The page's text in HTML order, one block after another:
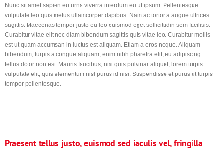
Nunc sit amet sapien eu urna viverra interdum eu ut ipsum. Pellentesque
vulputate leo quis metus ullamcorper dapibus. Nam ac tortor a augue ultrices
sagittis. Maecenas tempor justo eu leo euismod eget sollicitudin sem facilisis.
Curabitur vitae elit nec diam bibendum sagittis quis vitae leo. Curabitur mollis
est ut quam accumsan in luctus est aliquam. Etiam a eros neque. Aliquam
bibendum, turpis a congue aliquam, enim nibh pharetra elit, eu adipiscing
tellus dolor non est. Mauris faucibus, nisi quis pulvinar aliquet, lorem turpis
vulputate elit, quis elementum nisl purus id nisi. Suspendisse et purus ut turpis
tempor pellentesque.
Praesent tellus justo, euismod sed iaculis vel, fringilla